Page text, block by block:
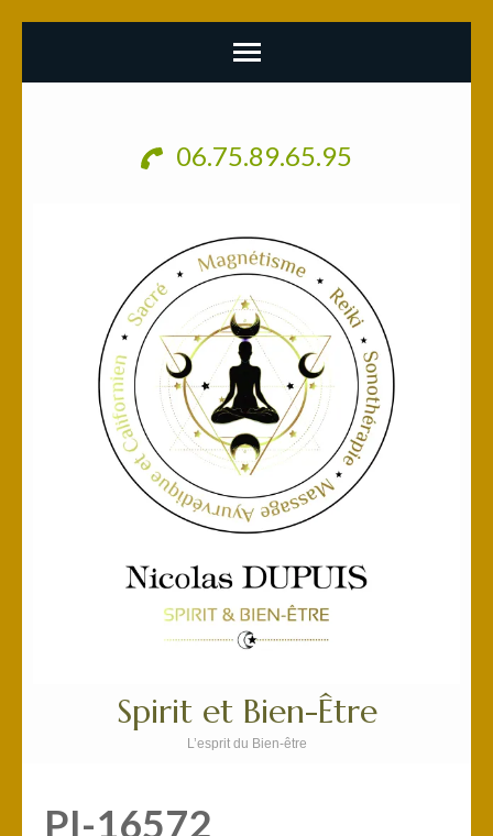
06.75.89.65.95
Spirit et Bien-Être
L’esprit du Bien-être
PI-16572